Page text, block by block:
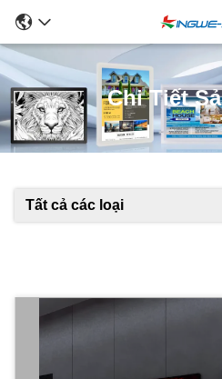
Chi Tiết
Tất cả các loại